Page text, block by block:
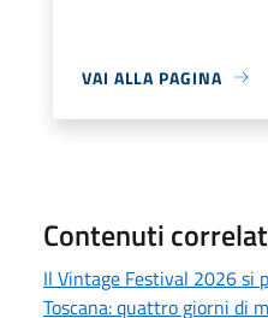
VAI ALLA PAGINA
Contenuti
Il Vintage Festival 2026 si
Toscana: quattro giorni di